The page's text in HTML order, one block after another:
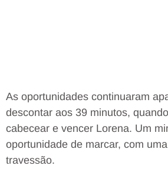
As oportunidades continuaram
descontar aos 39 minutos,
cabecear e vencer Lorena. Um
oportunidade de marcar, com
travessão.